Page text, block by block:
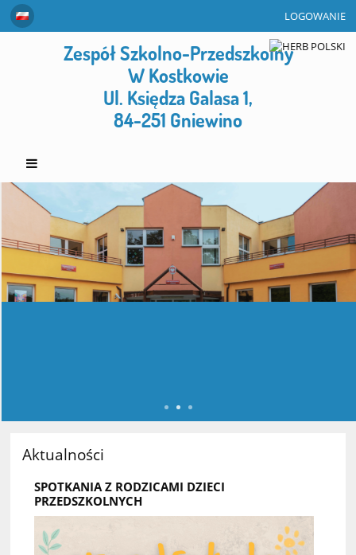
LOGOWANIE
Zespół Szkolno-Przedszkolny
W Kostkowie
Ul. Księdza Galasa 1,
84-251 Gniewino
Strona
główna
Aktualności
SPOTKANIA Z RODZICAMI DZIECI
PRZEDSZKOLNYCH